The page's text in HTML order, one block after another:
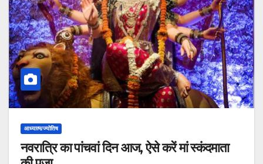
आध्यात्म/ज्योतिष
नवरात्रि का पांचवां दिन आज, ऐसे करें मां स्कंदमाता